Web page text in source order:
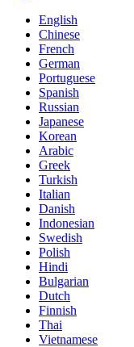
English
Chinese
French
German
Portuguese
Spanish
Russian
Japanese
Korean
Arabic
Greek
Turkish
Italian
Danish
Indonesian
Swedish
Polish
Hindi
Bulgarian
Dutch
Finnish
Thai
Vietnamese